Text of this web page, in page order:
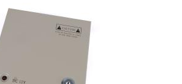
do uzamykatelné krabice a chránit tak okolí
Maximální velikost vestavěného zdroje -
x 54mm(v) x 280mm(h).